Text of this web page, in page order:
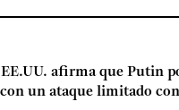
afirma que Putin
un ataque limitado